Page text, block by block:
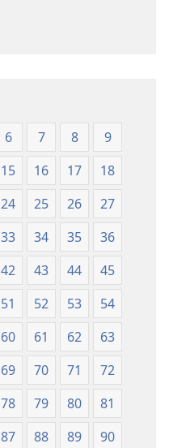
6 7 8
9
15 16 17
18
24 25 26
27
33 34 35
36
42 43 44
45
51 52 53
54
60 61 62
63
69 70 71
72
78 79 80
81
87 88 89
90